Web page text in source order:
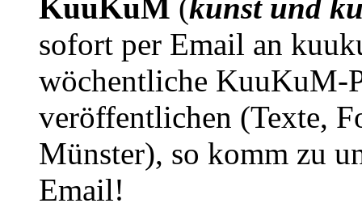
KuuKuM (kunst und
sofort per Email an
wöchentliche KuuKuM-
veröffentlichen (Texte,
Münster), so komm zu
Email!